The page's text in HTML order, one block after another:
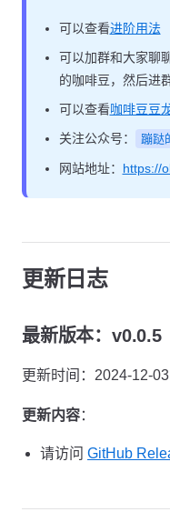
可以查看进阶用法
可以加群和大家聊
的咖啡豆，然后进
可以查看咖啡豆豆
关注公众号：
蹦跶
网站地址： https://
更新日志
最新版本：v0.0.5
更新时间：2024-12-03
更新内容：
请访问 GitHub